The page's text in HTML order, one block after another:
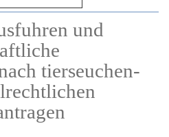
und
tierseuchen-